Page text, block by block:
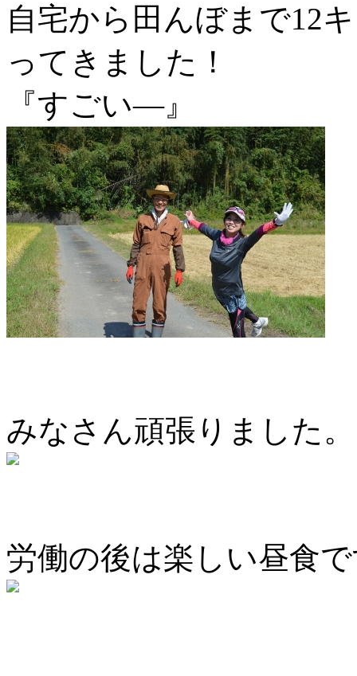
自宅から田んぼまで12
ってきました！
『すごい―』
みなさん頑張りました
労働の後は楽しい昼食